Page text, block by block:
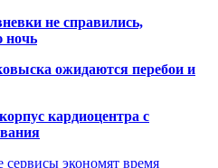
не справились,
ночь
ожидаются перебои и
кардиоцентра с
сервисы экономят время